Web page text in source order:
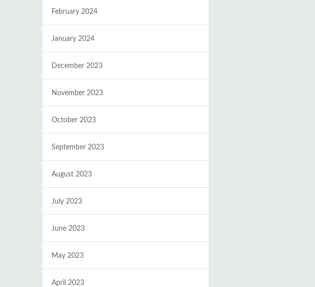
February 2024
January 2024
December 2023
November 2023
October 2023
September 2023
August 2023
July 2023
June 2023
May 2023
April 2023